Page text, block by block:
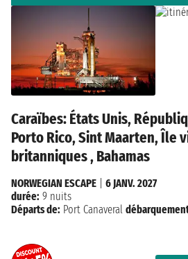
Caraïbes: États Unis,
Porto Rico, Sint Maarten, Île
britanniques , Bahamas
NORWEGIAN ESCAPE
6 JANV. 2027
durée: 9 nuits
Départs de: Port Canaveral